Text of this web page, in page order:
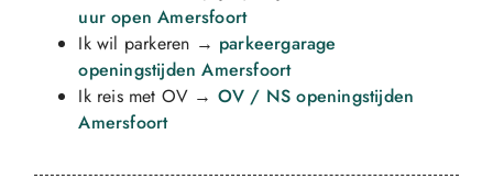
uur open Amersfoort
Ik wil parkeren → parkeergarage
openingstijden Amersfoort
Ik reis met OV → OV / NS openingstijden
Amersfoort